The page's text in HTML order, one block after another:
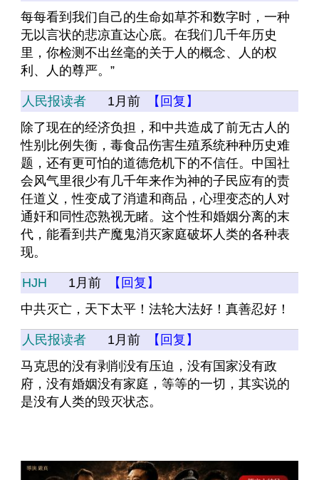
每每看到我们自己的生命如草芥和数字时，一种
无以言状的悲凉直达心底。在我们几千年历史
里，你检测不出丝毫的关于人的概念、人的权
利、人的尊严。”
人民报读者 1月前
【回复】
除了现在的经济负担，和中共造成了前无古人的
性别比例失衡，毒食品伤害生殖系统种种历史难
题，还有更可怕的道德危机下的不信任。中国社
会风气里很少有几千年来作为神的子民应有的责
任道义，性变成了消遣和商品，心理变态的人对
通奸和同性恋熟视无睹。这个性和婚姻分离的末
代，能看到共产魔鬼消灭家庭破坏人类的各种表
现。
HJH 1月前
【回复】
中共灭亡，天下太平！法轮大法好！真善忍好！
人民报读者 1月前
【回复】
马克思的没有剥削没有压迫，没有国家没有政
府，没有婚姻没有家庭，等等的一切，其实说的
是没有人类的毁灭状态。